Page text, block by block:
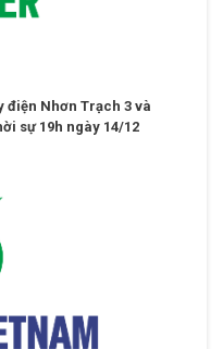
điện Nhơn Trạch 3 và
sự 19h ngày 14/12